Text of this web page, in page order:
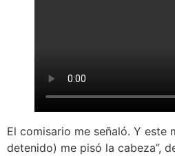
El comisario me señaló. Y este
detenido) me pisó la cabeza”,